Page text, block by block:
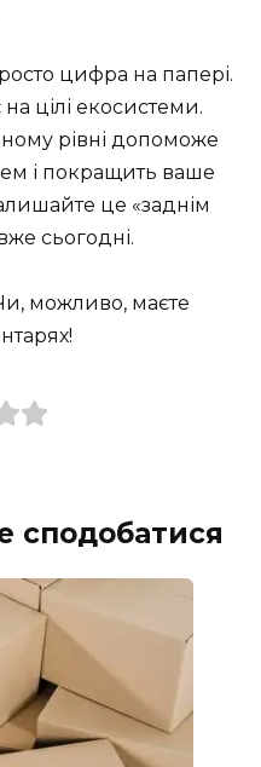
цифра на папері.
цілі екосистеми.
рівні допоможе
і покращить ваше
це «заднім
сьогодні.
можливо, маєте
сподобатися